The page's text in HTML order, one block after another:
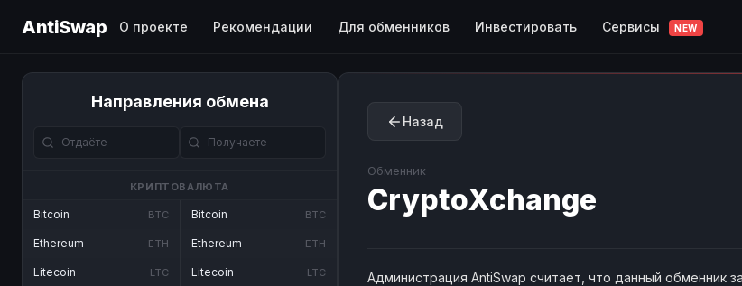
AntiSwap О проекте Рекомендации Для обменников Инвестировать Сервисы NEW
Направления обмена
КРИПТОВАЛЮТА
Bitcoin BTC
Ethereum ETH
Litecoin LTC
Bitcoin BTC
Ethereum ETH
Litecoin LTC
Назад
Обменник
CryptoXchange
Администрация AntiSwap считает, что данный обменник